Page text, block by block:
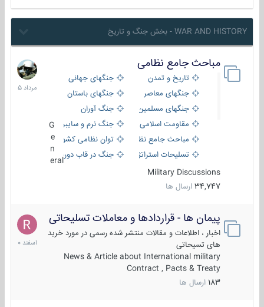
WAR AND HISTORY - بخش جنگ و تاریخ
مباحث جامع نظامی
تاریخ و تمدن
جنگهای جهانی
جنگهای معاصر
جنگهای باستان
جنگهای مسلمین
جنگ آوران
مقاومت اسلامی
جنگ نرم و سایبری
مباحث جامع نظامی
توان نظامی کشورها
تسلیحات استراتژیک
جنگ در قاب دوربین
eral
Military Discussions
34,747 ارسال ها
9
مرداد
1405
پیمان ها - قراردادها و معاملات تسلیحاتی
اخبار ، اطلاعات و مقالات منتشر شده رسمی در مورد خرید
های تسیحاتی
News & Article about International military
Contract , Pacts & Treaty
183 ارسال ها
7
اسفند
1400